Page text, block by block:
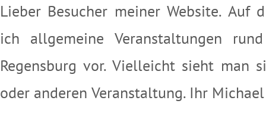
Lieber Besucher meiner Website. Auf
ich allgemeine Veranstaltungen
Regensburg vor. Vielleicht sieht man
oder anderen Veranstaltung. Ihr